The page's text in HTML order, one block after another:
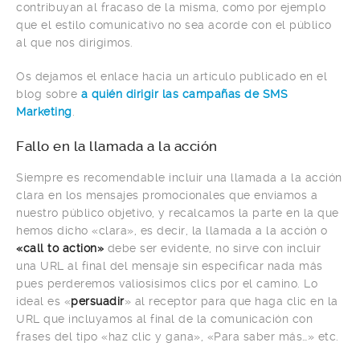
contribuyan al fracaso de la misma, como por ejemplo
que el estilo comunicativo no sea acorde con el público
al que nos dirigimos.
Os dejamos el enlace hacia un artículo publicado en el
blog sobre a quién dirigir las campañas de SMS
Marketing
Fallo en la llamada a la acción
Siempre es recomendable incluir una llamada a la acción
clara en los mensajes promocionales que enviamos a
nuestro público objetivo, y recalcamos la parte en la que
hemos dicho «clara», es decir, la llamada a la acción o
«call to action» debe ser evidente, no sirve con incluir
una URL al final del mensaje sin especificar nada más
pues perderemos valiosísimos clics por el camino. Lo
ideal es «persuadir» al receptor para que haga clic en la
URL que incluyamos al final de la comunicación con
frases del tipo «haz clic y gana», «Para saber más…» etc.